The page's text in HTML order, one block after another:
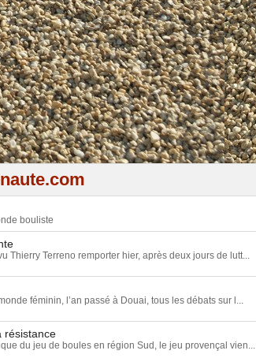
bouliste
Thierry Terreno remporter hier, après deux jours de lutt...
féminin, l’an passé à Douai, tous les débats sur l...
résistance
du jeu de boules en région Sud, le jeu provençal vien...